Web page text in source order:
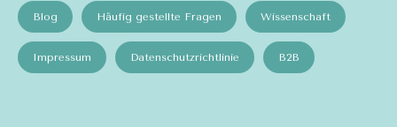
Blog Häufig gestellte Fragen Wissenschaft
Impressum Datenschutzrichtlinie B2B